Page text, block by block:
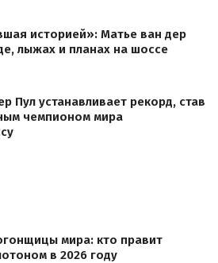
историей»: Матье ван дер
лыжах и планах на шоссе
Пул устанавливает рекорд, став
чемпионом мира
мира: кто правит
в 2026 году